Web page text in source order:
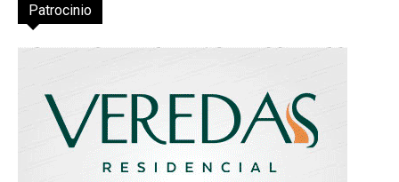
Patrocinio